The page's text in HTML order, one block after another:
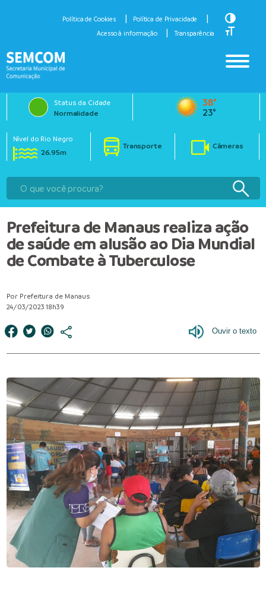
Política de Cookies
Política de Privacidade
Acesso à informação
Transparência
Toggle
Toggle
Status da Cidade
Normalidade
38°
23°
Nível do Rio Negro
26.95m
Transporte Câmeras
Prefeitura de Manaus realiza ação
de saúde em alusão ao Dia Mundial
de Combate à Tuberculose
Por Prefeitura de Manaus
24/03/2023 18h39